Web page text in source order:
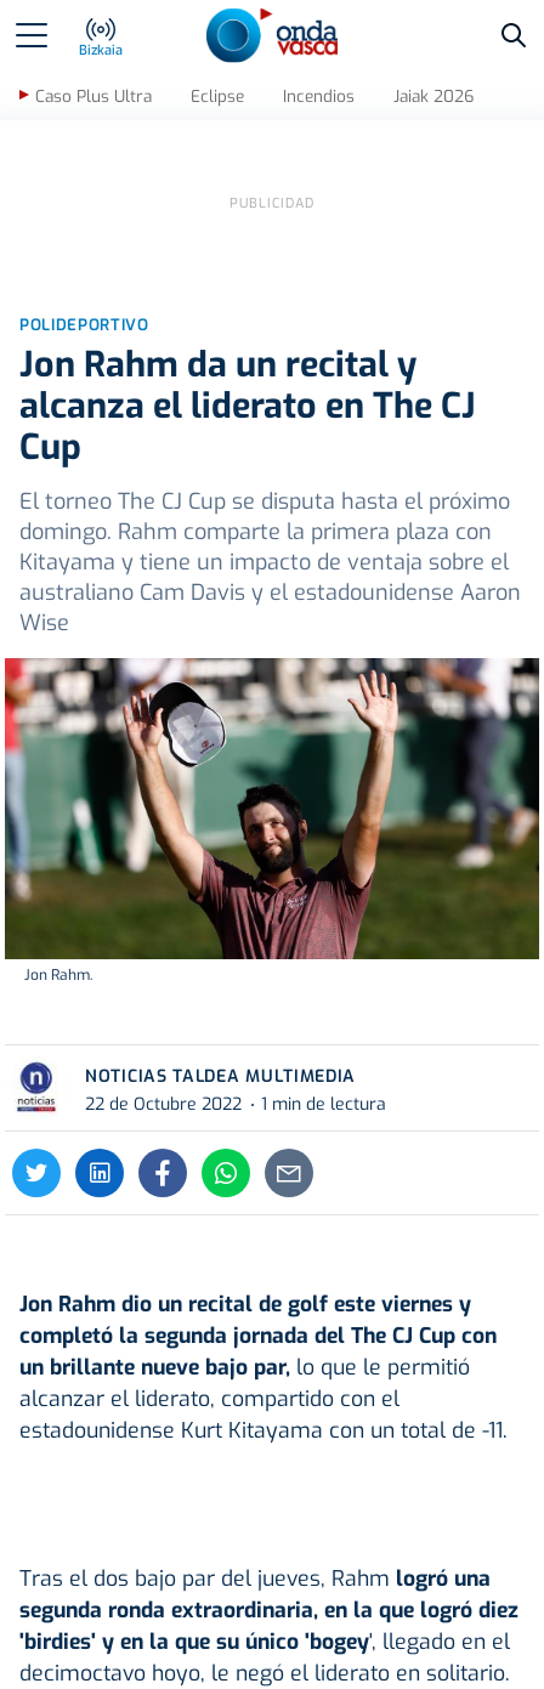
Bizkaia
Caso Plus Ultra Eclipse Incendios Jaiak 2026
POLIDEPORTIVO
Jon Rahm da un recital y
alcanza el liderato en The CJ
Cup
El torneo The CJ Cup se disputa hasta el próximo
domingo. Rahm comparte la primera plaza con
Kitayama y tiene un impacto de ventaja sobre el
australiano Cam Davis y el estadounidense Aaron
Wise
Jon Rahm.
NOTICIAS TALDEA MULTIMEDIA
22 de Octubre 2022
1 min de lectura
Jon Rahm dio un recital de golf este viernes y
completó la segunda jornada del The CJ Cup con
un brillante nueve bajo par, lo que le permitió
alcanzar el liderato, compartido con el
estadounidense Kurt Kitayama con un total de -11.
Tras el dos bajo par del jueves, Rahm logró una
segunda ronda extraordinaria, en la que logró diez
'birdies' y en la que su único 'bogey', llegado en el
decimoctavo hoyo, le negó el liderato en solitario.